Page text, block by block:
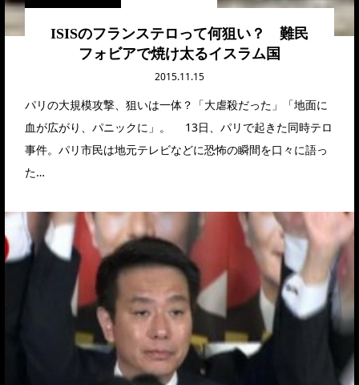
ISISのフランステロって何狙い？ 難民
フォビアで焼け太るイスラム国
2015.11.15
パリの大規模攻撃、狙いは一体？「大虐殺だった」「地面に
血が広がり、パニックに」。 13日、パリで起きた同時テロ
事件。パリ市民は地元テレビなどに恐怖の瞬間を口々に語っ
た…